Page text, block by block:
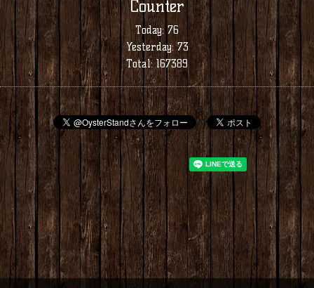
Counter
Today: 76
Yesterday:73
Total:167389